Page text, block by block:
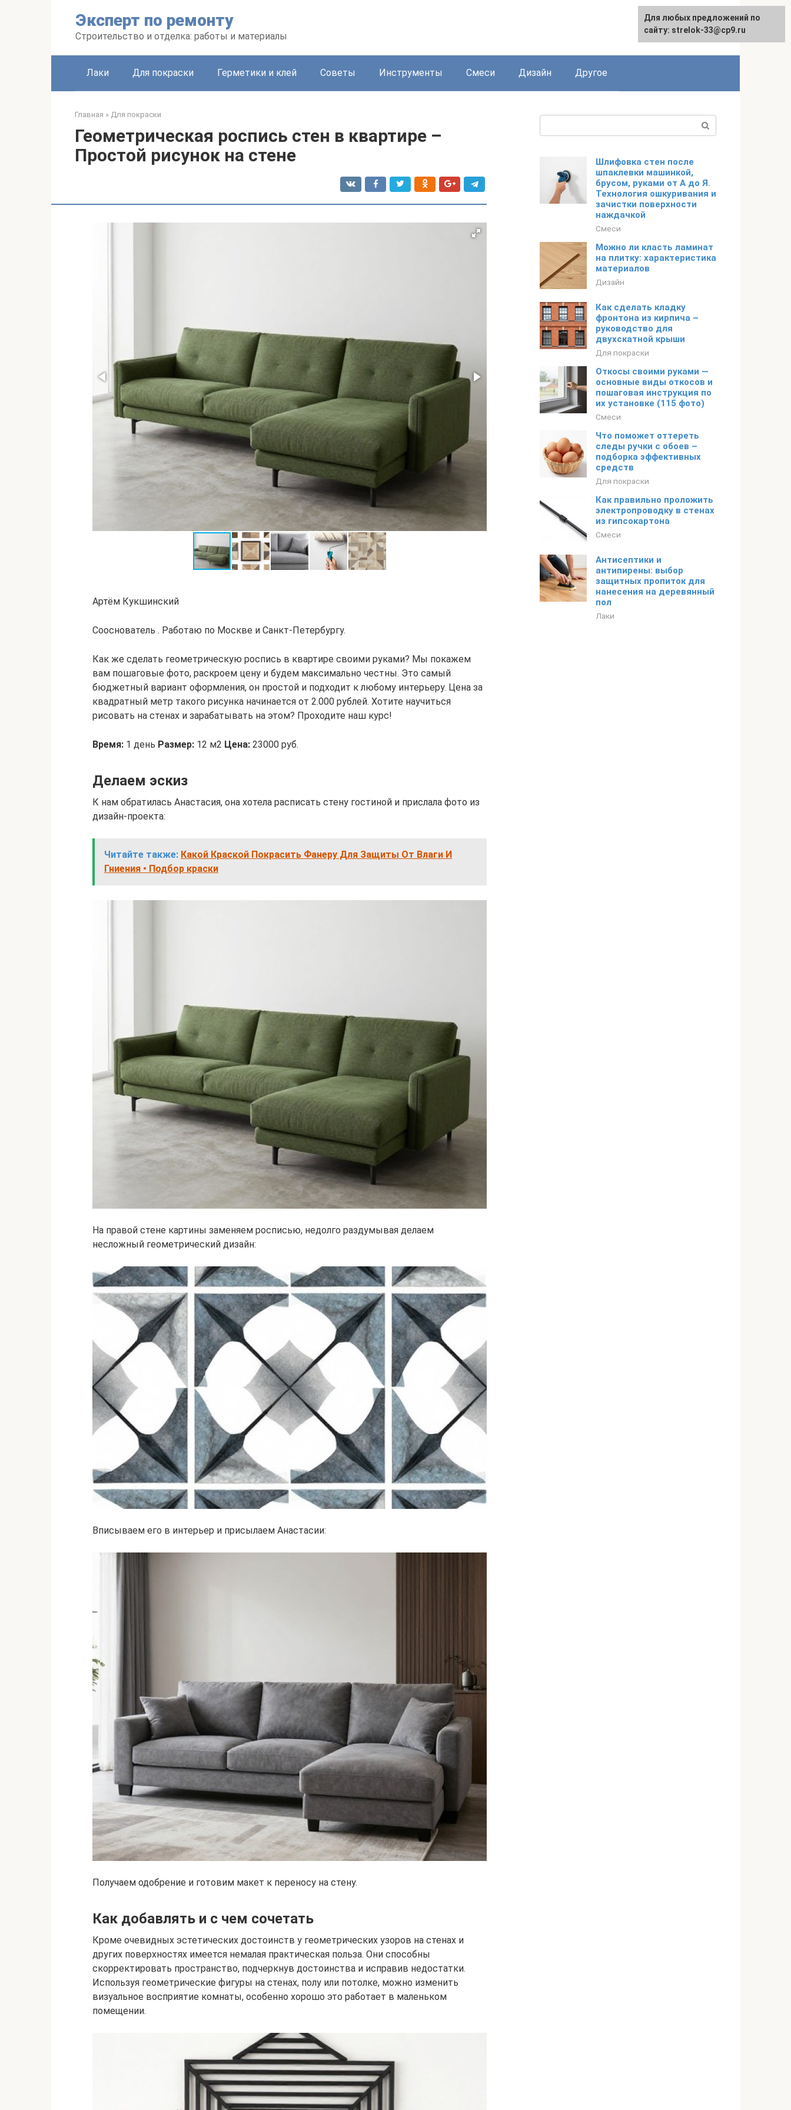
Эксперт по ремонту
Строительство и отделка: работы и материалы
Лаки Для покраски Герметики и клей Советы Инструменты Смеси Дизайн Другое
Главная » Для покраски
Геометрическая роспись стен в квартире –
Простой рисунок на стене
Артём Кукшинский
Сооснователь . Работаю по Москве и Санкт-Петербургу.
Как же сделать геометрическую роспись в квартире своими руками? Мы покажем
вам пошаговые фото, раскроем цену и будем максимально честны. Это самый
бюджетный вариант оформления, он простой и подходит к любому интерьеру. Цена за
квадратный метр такого рисунка начинается от 2.000 рублей. Хотите научиться
рисовать на стенах и зарабатывать на этом? Проходите наш курс!
Время: 1 день Размер: 12 м2 Цена: 23000 руб.
Делаем эскиз
К нам обратилась Анастасия, она хотела расписать стену гостиной и прислала фото из
дизайн-проекта:
Читайте также: Какой Краской Покрасить Фанеру Для Защиты От Влаги И
Гниения • Подбор краски
На правой стене картины заменяем росписью, недолго раздумывая делаем
несложный геометрический дизайн:
Вписываем его в интерьер и присылаем Анастасии:
Получаем одобрение и готовим макет к переносу на стену.
Как добавлять и с чем сочетать
Кроме очевидных эстетических достоинств у геометрических узоров на стенах и
других поверхностях имеется немалая практическая польза. Они способны
скорректировать пространство, подчеркнув достоинства и исправив недостатки.
Используя геометрические фигуры на стенах, полу или потолке, можно изменить
визуальное восприятие комнаты, особенно хорошо это работает в маленьком
помещении.
Шлифовка стен после
шпаклевки машинкой,
брусом, руками от А до Я.
Технология ошкуривания и
зачистки поверхности
наждачкой
Смеси
Можно ли класть ламинат
на плитку: характеристика
материалов
Дизайн
Как сделать кладку
фронтона из кирпича –
руководство для
двухскатной крыши
Для покраски
Откосы своими руками —
основные виды откосов и
пошаговая инструкция по
их установке (115 фото)
Смеси
Что поможет оттереть
следы ручки с обоев –
подборка эффективных
средств
Для покраски
Как правильно проложить
электропроводку в стенах
из гипсокартона
Смеси
Антисептики и
антипирены: выбор
защитных пропиток для
нанесения на деревянный
пол
Лаки
Для любых предложений по
сайту: strelok-33@cp9.ru
Для любых предложений по
сайту: strelok-33@cp9.ru